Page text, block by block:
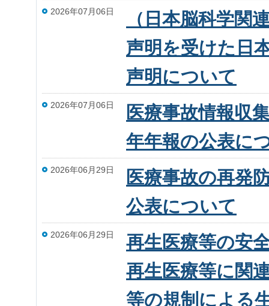
2026年07月06日
（日本脳科学関
声明を受けた日
声明について
2026年07月06日
医療事故情報収
年年報の公表に
2026年06月29日
医療事故の再発
公表について
2026年06月29日
再生医療等の安
再生医療等に関
等の規制による